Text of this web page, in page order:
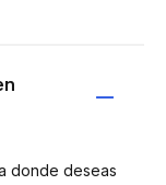
donde deseas